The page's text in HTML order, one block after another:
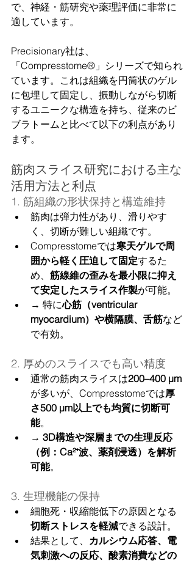
で、神経・筋研究や薬理評価に非常に
適しています。
Precisionary社は、
「Compresstome®」シリーズで知られ
ています。これは組織を円筒状のゲル
に包埋して固定し、振動しながら切断
するユニークな構造を持ち、従来のビ
ブラトームと比べて以下の利点があり
ます。
筋肉スライス研究における主な
活用方法と利点
1. 筋組織の形状保持と構造維持
筋肉は弾力性があり、滑りやす
く、切断が難しい組織です。
Compresstomeでは寒天ゲルで周
囲から軽く圧迫して固定するた
め、 筋線維の歪みを最小限に抑え
て安定したスライス作製が可能。
→ 特に心筋（ventricular
myocardium）や横隔膜、舌筋など
で有効。
2. 厚めのスライスでも高い精度
通常の筋肉スライスは200–400 µm
が多いが、Compresstomeでは厚
さ500 µm以上でも均質に切断可
能。
→ 3D構造や深層までの生理反応
（例：Ca²⁺波、薬剤浸透）を解析
可能。
3. 生理機能の保持
細胞死・収縮能低下の原因となる
切断ストレスを軽減できる設計。
結果として、 カルシウム応答、電
気刺激への反応、酸素消費などの